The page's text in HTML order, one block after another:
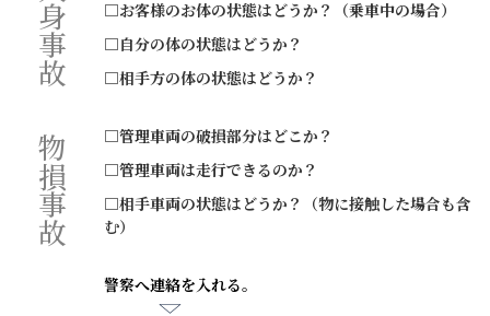
人身事故
□お客様のお体の状態はどうか？（乗車中の場合）
□自分の体の状態はどうか？
□相手方の体の状態はどうか？
物損事故
□管理車両の破損部分はどこか？
□管理車両は走行できるのか？
□相手車両の状態はどうか？（物に接触した場合も含
む）
警察へ連絡を入れる。